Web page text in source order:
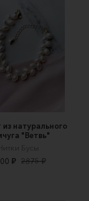
из натурального
"Ветвь"
Бусы
₽ 2875 ₽